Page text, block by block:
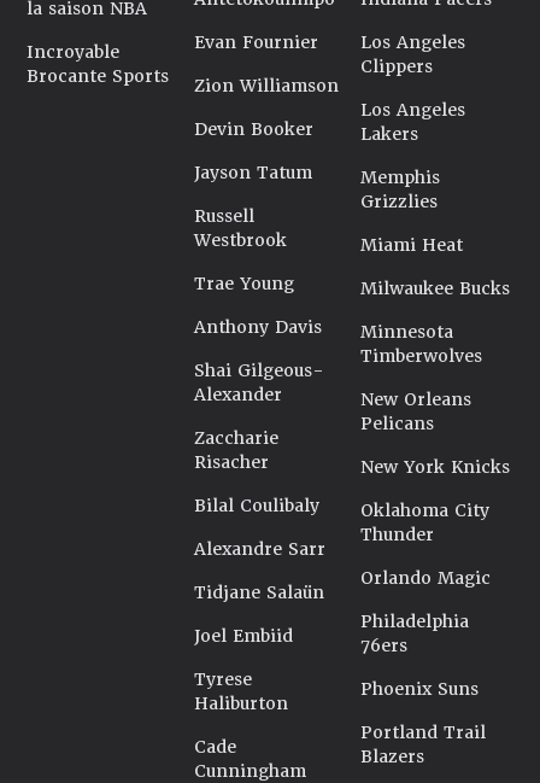
la saison NBA
Incroyable
Brocante Sports
Evan Fournier
Zion Williamson
Devin Booker
Jayson Tatum
Russell
Westbrook
Trae Young
Anthony Davis
Shai Gilgeous-
Alexander
Zaccharie
Risacher
Bilal Coulibaly
Alexandre Sarr
Tidjane Salaün
Joel Embiid
Tyrese
Haliburton
Cade
Cunningham
Los Angeles
Clippers
Los Angeles
Lakers
Memphis
Grizzlies
Miami Heat
Milwaukee Bucks
Minnesota
Timberwolves
New Orleans
Pelicans
New York Knicks
Oklahoma City
Thunder
Orlando Magic
Philadelphia
76ers
Phoenix Suns
Portland Trail
Blazers